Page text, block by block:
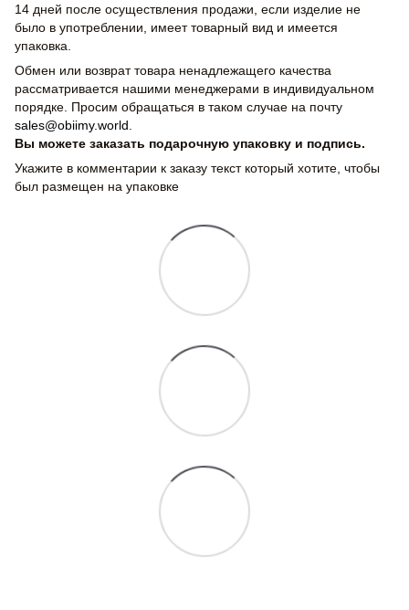
14 дней после осуществления продажи, если изделие не
было в употреблении, имеет товарный вид и имеется
упаковка.
Обмен или возврат товара ненадлежащего качества
рассматривается нашими менеджерами в индивидуальном
порядке. Просим обращаться в таком случае на почту
sales@obiimy.world
Вы можете заказать подарочную упаковку и подпись.
Укажите в комментарии к заказу текст который хотите, чтобы
был размещен на упаковке